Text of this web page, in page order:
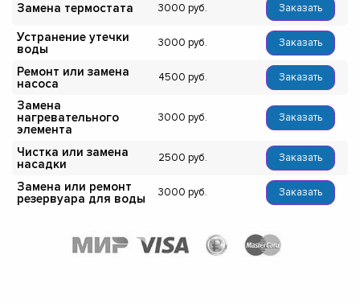
Замена термостата 3000 Заказать
Устранение утечки
воды
3000 Заказать
Ремонт или замена
насоса
4500 Заказать
Замена
нагревательного
элемента
3000 Заказать
Чистка или замена
насадки
2500 Заказать
Замена или ремонт
резервуара для воды
3000 Заказать